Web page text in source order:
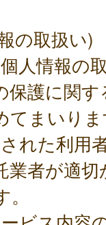
の取扱い)
人情報の
保護に関
てまいりま
れた利用
業者が適